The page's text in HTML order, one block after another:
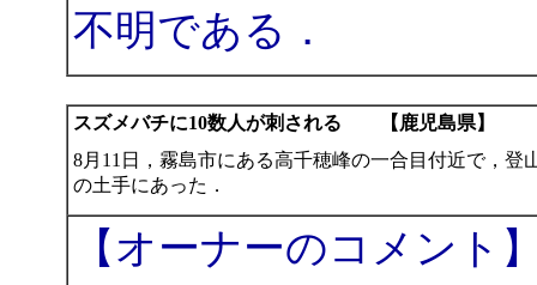
不明である．
スズメバチに10数人が刺される 【鹿児島県】
8月11日，霧島市にある高千穂峰の一合目付近で，
の土手にあった．
【オーナーのコメント